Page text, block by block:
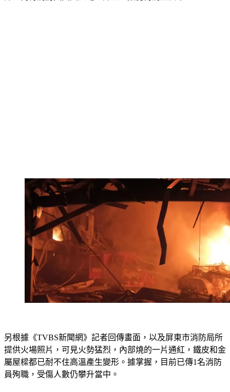
提供火場照片，可見火勢猛烈，內部燒的一片通紅，鐵皮和金
屬屋樑都已耐不住高溫產生變形。據掌握，目前已傳1名消防
員殉職，受傷人數仍攀升當中。